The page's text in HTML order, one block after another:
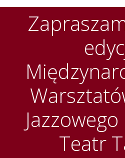
Teatr
Warsztaty
Festiwal
Kurs instruktorski